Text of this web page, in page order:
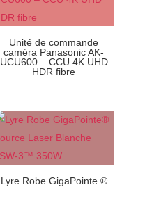
Unité de commande
caméra Panasonic AK-
UCU600 – CCU 4K UHD
HDR fibre
Lyre Robe GigaPointe ®